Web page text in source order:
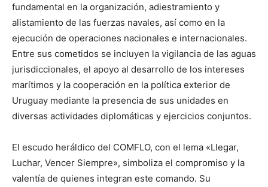
fundamental en la organización, adiestramiento y
alistamiento de las fuerzas navales, así como en la
ejecución de operaciones nacionales e internacionales.
Entre sus cometidos se incluyen la vigilancia de las aguas
jurisdiccionales, el apoyo al desarrollo de los intereses
marítimos y la cooperación en la política exterior de
Uruguay mediante la presencia de sus unidades en
diversas actividades diplomáticas y ejercicios conjuntos.
El escudo heráldico del COMFLO, con el lema «Llegar,
Luchar, Vencer Siempre», simboliza el compromiso y la
valentía de quienes integran este comando. Su